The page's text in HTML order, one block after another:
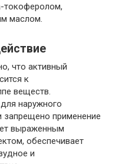
токоферолом,
маслом.
что активный
к
веществ.
наружного
запрещено применение
выраженным
обеспечивает
и